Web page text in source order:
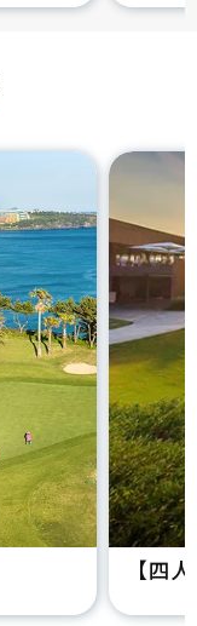
【四